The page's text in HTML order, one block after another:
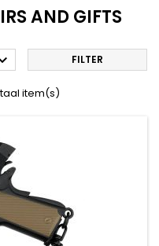
AND GIFTS
FILTER
item(s)